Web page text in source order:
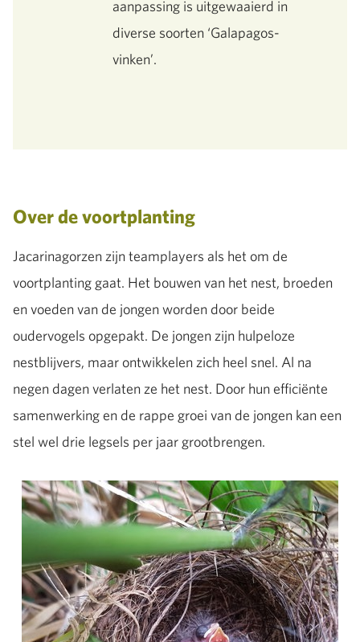
aanpassing is uitgewaaierd in
diverse soorten ‘Galapagos-
vinken’.
Over de voortplanting
Jacarinagorzen zijn teamplayers als het om de
voortplanting gaat. Het bouwen van het nest, broeden
en voeden van de jongen worden door beide
oudervogels opgepakt. De jongen zijn hulpeloze
nestblijvers, maar ontwikkelen zich heel snel. Al na
negen dagen verlaten ze het nest. Door hun efficiënte
samenwerking en de rappe groei van de jongen kan een
stel wel drie legsels per jaar grootbrengen.